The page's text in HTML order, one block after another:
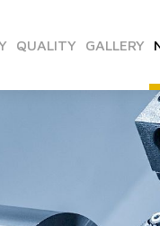
QUALITY GALLERY